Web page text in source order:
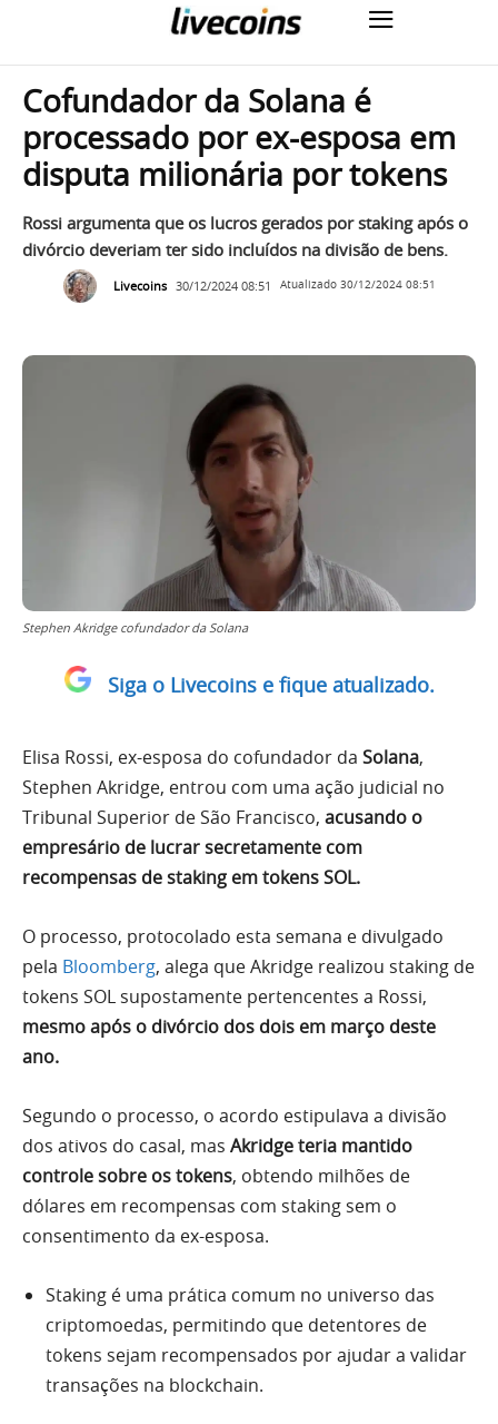
Cofundador da Solana é
processado por ex-esposa em
disputa milionária por tokens
Rossi argumenta que os lucros gerados por staking após o
divórcio deveriam ter sido incluídos na divisão de bens.
Livecoins 30/12/2024 08:51 Atualizado 30/12/2024 08:51
Stephen Akridge cofundador da Solana
Siga o Livecoins e fique atualizado.
Elisa Rossi, ex-esposa do cofundador da Solana,
Stephen Akridge, entrou com uma ação judicial no
Tribunal Superior de São Francisco, acusando o
empresário de lucrar secretamente com
recompensas de staking em tokens SOL.
O processo, protocolado esta semana e divulgado
pela Bloomberg, alega que Akridge realizou staking de
tokens SOL supostamente pertencentes a Rossi,
mesmo após o divórcio dos dois em março deste
ano.
Segundo o processo, o acordo estipulava a divisão
dos ativos do casal, mas Akridge teria mantido
controle sobre os tokens, obtendo milhões de
dólares em recompensas com staking sem o
consentimento da ex-esposa.
Staking é uma prática comum no universo das
criptomoedas, permitindo que detentores de
tokens sejam recompensados por ajudar a validar
transações na blockchain.